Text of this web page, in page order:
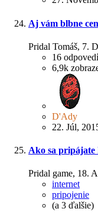
Aj vám blbne
Pridal Tomáš, 7.
16 odpovedí
6,9k
D'Ady
22. Júl,
Ako sa pripájate
Pridal game, 18.
internet
pripojenie
(a 3 ďalšie)